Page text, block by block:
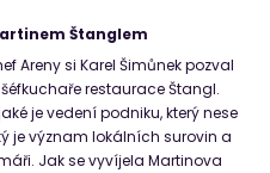
Štanglem
Areny si Karel Šimůnek pozval
restaurace Štangl.
je vedení podniku, který nese
je význam lokálních surovin a
Jak se vyvíjela Martinova